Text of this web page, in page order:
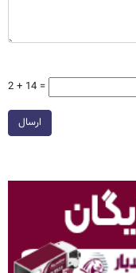
2 + 14 =
ارسال